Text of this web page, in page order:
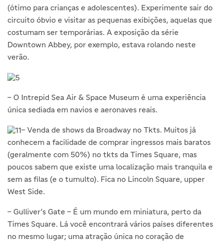
(ótimo para crianças e adolescentes). Experimente sair do
circuito óbvio e visitar as pequenas exibições, aquelas que
costumam ser temporárias. A exposição da série
Downtown Abbey, por exemplo, estava rolando neste
verão.
– O Intrepid Sea Air & Space Museum é uma experiência
única sediada em navios e aeronaves reais.
– Venda de shows da Broadway no Tkts. Muitos já
conhecem a facilidade de comprar ingressos mais baratos
(geralmente com 50%) no tkts da Times Square, mas
poucos sabem que existe uma localização mais tranquila e
sem as filas (e o tumulto). Fica no Lincoln Square, upper
West Side.
– Gulliver’s Gate – É um mundo em miniatura, perto da
Times Square. Lá você encontrará vários países diferentes
no mesmo lugar; uma atração única no coração de